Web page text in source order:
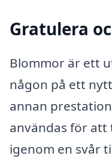
Gratulera
Blommor är ett
någon på ett
annan
användas för
igenom en svår